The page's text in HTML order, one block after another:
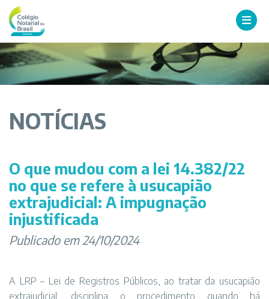
NOTÍCIAS
O que mudou com a lei 14.382/22
no que se refere à usucapião
extrajudicial: A impugnação
injustificada
Publicado em 24/10/2024
A LRP – Lei de Registros Públicos, ao tratar da usucapião
extrajudicial, disciplina o procedimento quando há